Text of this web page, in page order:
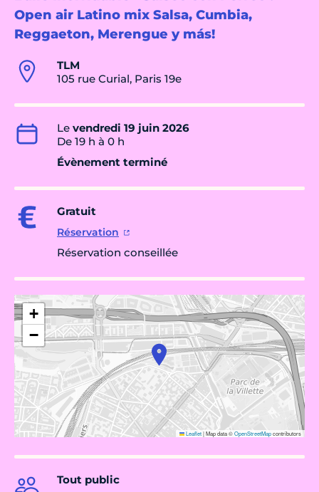
Open air Latino mix Salsa, Cumbia,
Reggaeton, Merengue y más!
TLM
105 rue Curial, Paris 19e
Le vendredi 19 juin 2026
De 19 h à 0 h
Évènement terminé
Gratuit
Réservation
Réservation conseillée
+
−
Leaflet|Map data ©OpenStreetMapcontributors
Tout public